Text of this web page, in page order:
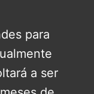
para
a ser